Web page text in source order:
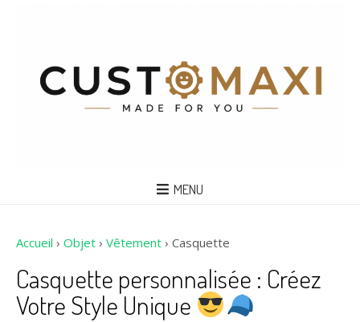
MENU
Accueil › Objet › Vêtement › Casquette
Casquette personnalisée : Créez
Votre Style Unique